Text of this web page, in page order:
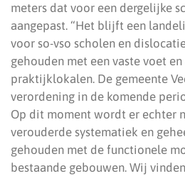
meters dat voor een dergelijke
aangepast. “Het blijft een
voor so-vso scholen en
gehouden met een vaste voet
praktijklokalen. De gemeente
verordening in de komende
Op dit moment wordt er echter
verouderde systematiek en
gehouden met de functionele
bestaande gebouwen. Wij